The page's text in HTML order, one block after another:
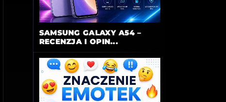
SAMSUNG GALAXY A54 –
RECENZJA I OPIN...